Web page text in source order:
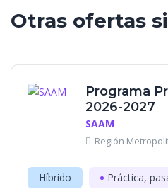
Otras ofertas
Programa
2026-2027
SAAM
Región
Híbrido Práctica,